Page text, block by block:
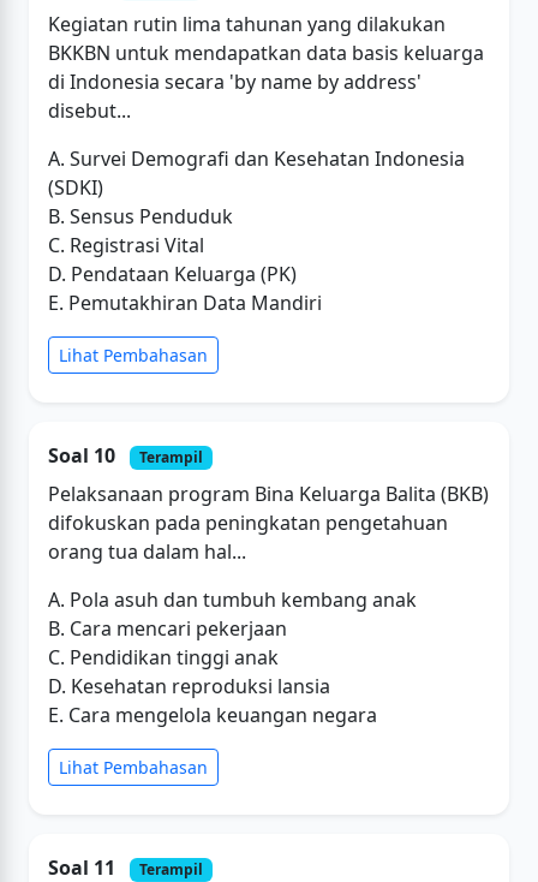
Kegiatan rutin lima tahunan yang dilakukan
BKKBN untuk mendapatkan data basis keluarga
di Indonesia secara 'by name by address'
disebut...
A. Survei Demografi dan Kesehatan Indonesia
(SDKI)
B. Sensus Penduduk
C. Registrasi Vital
D. Pendataan Keluarga (PK)
E. Pemutakhiran Data Mandiri
Lihat Pembahasan
Soal 10 Terampil
Pelaksanaan program Bina Keluarga Balita (BKB)
difokuskan pada peningkatan pengetahuan
orang tua dalam hal...
A. Pola asuh dan tumbuh kembang anak
B. Cara mencari pekerjaan
C. Pendidikan tinggi anak
D. Kesehatan reproduksi lansia
E. Cara mengelola keuangan negara
Lihat Pembahasan
Soal 11 Terampil